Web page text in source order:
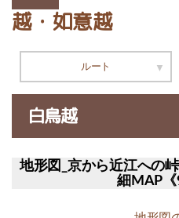
越・如意越
ルート
白鳥越
地形図_京から近江への
細MAP《